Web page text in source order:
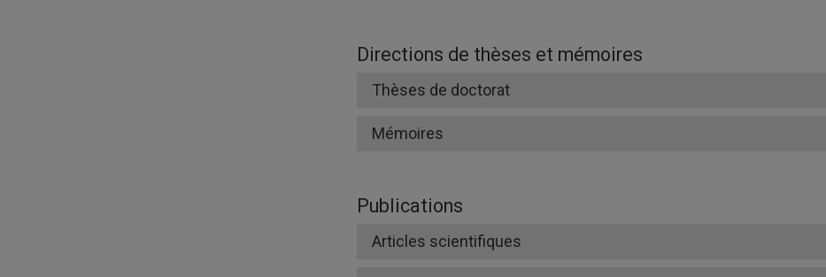
Directions de thèses et mémoires
Thèses de doctorat
Mémoires
Publications
Articles scientifiques